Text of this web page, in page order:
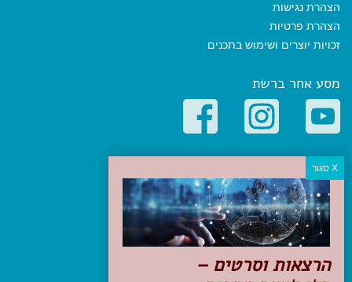
הצהרת נגישות
הצהרת פרטיות
זכויות יוצרים ושימוש בתכנים
מסע אחר ברשת
קטגוריות פופולריות
יעדים
טיולים בישראל
מלונות בוטיק בישראל
טיפים והמלצות
הכנות לנסיעה
הרצאות וסרטים –